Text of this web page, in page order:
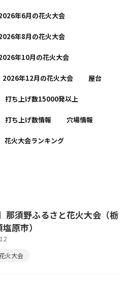
年6月の花火大会
年8月の花火大会
年10月の花火大会
2026年12月の花火大会 屋台
打ち上げ数15000発以上
打ち上げ数情報 穴場情報
花火大会ランキング
那須野ふるさと花火大会（栃
原市）
火大会